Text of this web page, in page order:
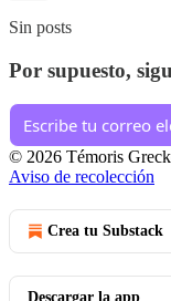
Sin posts
Por supuesto,
© 2026 Témoris
Aviso de recolección
Crea tu Substack
Descargar la app